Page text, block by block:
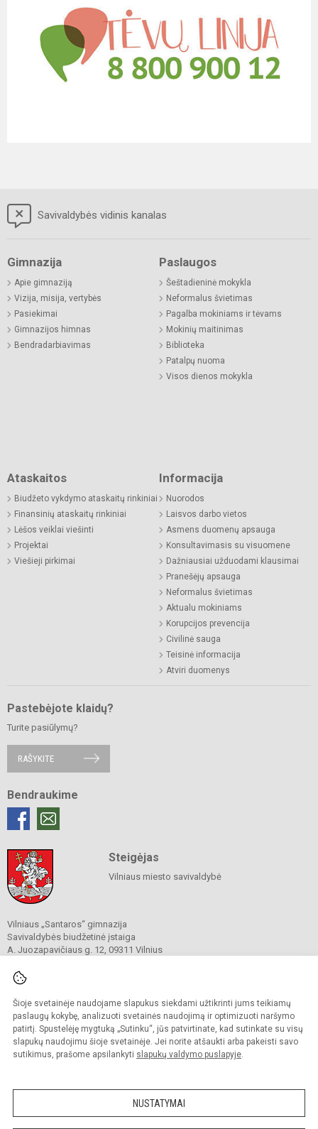
Šioje svetainėje naudojame slapukus siekdami užtikrinti jums teikiamų
paslaugų kokybę, analizuoti svetainės naudojimą ir optimizuoti naršymo
patirtį. Spustelėję mygtuką „Sutinku“, jūs patvirtinate, kad sutinkate su visų
slapukų naudojimu šioje svetainėje. Jei norite atšaukti arba pakeisti savo
sutikimus, prašome apsilankyti slapukų valdymo puslapyje.
NUSTATYMAI
Savivaldybės vidinis kanalas
Gimnazija
Apie gimnaziją
Vizija, misija, vertybės
Pasiekimai
Gimnazijos himnas
Bendradarbiavimas
Paslaugos
Šeštadieninė mokykla
Neformalus švietimas
Pagalba mokiniams ir tėvams
Mokinių maitinimas
Biblioteka
Patalpų nuoma
Visos dienos mokykla
Ataskaitos
Biudžeto vykdymo ataskaitų rinkiniai
Finansinių ataskaitų rinkiniai
Lėšos veiklai viešinti
Projektai
Viešieji pirkimai
Informacija
Nuorodos
Laisvos darbo vietos
Asmens duomenų apsauga
Konsultavimasis su visuomene
Dažniausiai užduodami klausimai
Pranešėjų apsauga
Neformalus švietimas
Aktualu mokiniams
Korupcijos prevencija
Civilinė sauga
Teisinė informacija
Atviri duomenys
Pastebėjote klaidų?
Turite pasiūlymų?
RAŠYKITE
Bendraukime
Steigėjas
Vilniaus miesto savivaldybė
Vilniaus „Santaros“ gimnazija
Savivaldybės biudžetinė įstaiga
A. Juozapavičiaus g. 12, 09311 Vilnius
El. p.
Duomenys kaupiami ir saugomi
Juridinių asmenų registre
Įmonės kodas 304089960
Kopijuoti turinį be raštiško gimnazijos sutikimo griežtai draudžiama.
Prieinamumo paraiška Slapukų politika